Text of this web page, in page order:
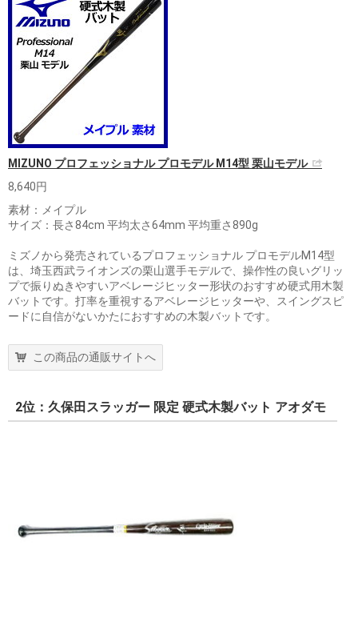
MIZUNO プロフェッショナル プロモデル M14型 栗山モデル
8,640円
素材：メイプル
サイズ：長さ84cm 平均太さ64mm 平均重さ890g
ミズノから発売されているプロフェッショナル プロモデルM14型
は、埼玉西武ライオンズの栗山選手モデルで、操作性の良いグリッ
プで振りぬきやすいアベレージヒッター形状のおすすめ硬式用木製
バットです。打率を重視するアベレージヒッターや、スイングスピ
ードに自信がないかたにおすすめの木製バットです。
この商品の通販サイトへ
2位：久保田スラッガー 限定 硬式木製バット アオダモ